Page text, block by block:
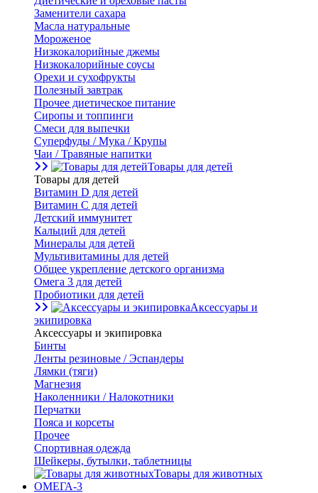
Заменители сахара
Масла натуральные
Мороженое
Низкокалорийные джемы
Низкокалорийные соусы
Орехи и сухофрукты
Полезный завтрак
Прочее диетическое питание
Сиропы и топпинги
Смеси для выпечки
Суперфуды / Мука / Крупы
Чаи / Травяные напитки
Товары для детей
Товары для детей
Витамин D для детей
Витамин С для детей
Детский иммунитет
Кальций для детей
Минералы для детей
Мультивитамины для детей
Общее укрепление детского организма
Омега 3 для детей
Пробиотики для детей
Аксессуары и
экипировка
Аксессуары и экипировка
Бинты
Ленты резиновые / Эспандеры
Лямки (тяги)
Магнезия
Наколенники / Налокотники
Перчатки
Пояса и корсеты
Прочее
Спортивная одежда
Шейкеры, бутылки, таблетницы
Товары для животных
ОМЕГА-3